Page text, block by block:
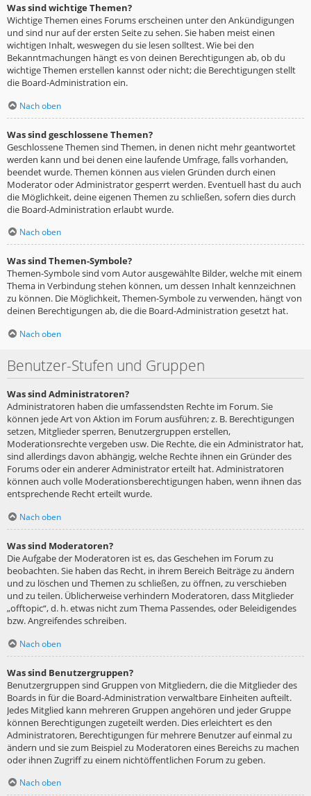
Was sind wichtige Themen?
Wichtige Themen eines Forums erscheinen unter den Ankündigungen
und sind nur auf der ersten Seite zu sehen. Sie haben meist einen
wichtigen Inhalt, weswegen du sie lesen solltest. Wie bei den
Bekanntmachungen hängt es von deinen Berechtigungen ab, ob du
wichtige Themen erstellen kannst oder nicht; die Berechtigungen stellt
die Board-Administration ein.
Nach oben
Was sind geschlossene Themen?
Geschlossene Themen sind Themen, in denen nicht mehr geantwortet
werden kann und bei denen eine laufende Umfrage, falls vorhanden,
beendet wurde. Themen können aus vielen Gründen durch einen
Moderator oder Administrator gesperrt werden. Eventuell hast du auch
die Möglichkeit, deine eigenen Themen zu schließen, sofern dies durch
die Board-Administration erlaubt wurde.
Nach oben
Was sind Themen-Symbole?
Themen-Symbole sind vom Autor ausgewählte Bilder, welche mit einem
Thema in Verbindung stehen können, um dessen Inhalt kennzeichnen
zu können. Die Möglichkeit, Themen-Symbole zu verwenden, hängt von
deinen Berechtigungen ab, die die Board-Administration gesetzt hat.
Nach oben
Benutzer-Stufen und Gruppen
Was sind Administratoren?
Administratoren haben die umfassendsten Rechte im Forum. Sie
können jede Art von Aktion im Forum ausführen; z. B. Berechtigungen
setzen, Mitglieder sperren, Benutzergruppen erstellen,
Moderationsrechte vergeben usw. Die Rechte, die ein Administrator hat,
sind allerdings davon abhängig, welche Rechte ihnen ein Gründer des
Forums oder ein anderer Administrator erteilt hat. Administratoren
können auch volle Moderationsberechtigungen haben, wenn ihnen das
entsprechende Recht erteilt wurde.
Nach oben
Was sind Moderatoren?
Die Aufgabe der Moderatoren ist es, das Geschehen im Forum zu
beobachten. Sie haben das Recht, in ihrem Bereich Beiträge zu ändern
und zu löschen und Themen zu schließen, zu öffnen, zu verschieben
und zu teilen. Üblicherweise verhindern Moderatoren, dass Mitglieder
„offtopic“, d. h. etwas nicht zum Thema Passendes, oder Beleidigendes
bzw. Angreifendes schreiben.
Nach oben
Was sind Benutzergruppen?
Benutzergruppen sind Gruppen von Mitgliedern, die die Mitglieder des
Boards in für die Board-Administration verwaltbare Einheiten aufteilt.
Jedes Mitglied kann mehreren Gruppen angehören und jeder Gruppe
können Berechtigungen zugeteilt werden. Dies erleichtert es den
Administratoren, Berechtigungen für mehrere Benutzer auf einmal zu
ändern und sie zum Beispiel zu Moderatoren eines Bereichs zu machen
oder ihnen Zugriff zu einem nichtöffentlichen Forum zu geben.
Nach oben